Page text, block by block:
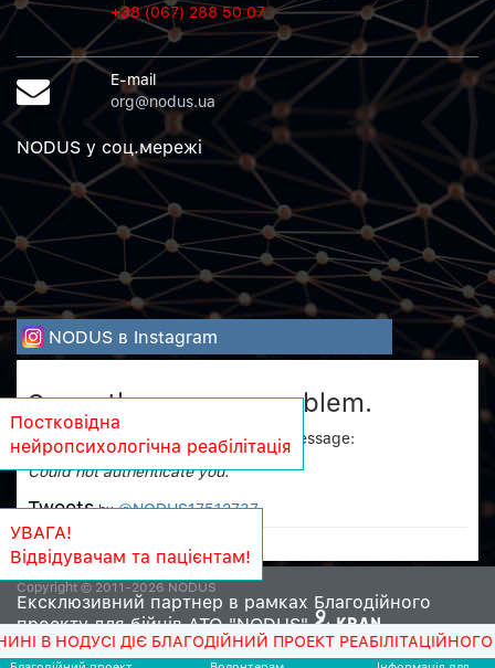
+38 (067) 288 50 07
E-mail
org@nodus.ua
NODUS у соц.мережi
NODUS в Instagram
Sorry, there was a problem.
Twitter returned the following error message:
Could not authenticate you.
Tweets by @NODUS17512737
Copyright © 2011-2026 NODUS
Ексклюзивний партнер в рамках Благодійного
проекту для бійців АТО "NODUS"
ДІЄ БЛАГОДІЙНИЙ ПРОЕКТ РЕАБІЛІТАЦІЙНОГО
Постковідна
нейропсихологічна реабілітація
УВАГА!
Відвідувачам та пацієнтам!